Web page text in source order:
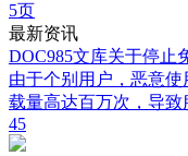
5页
最新资讯
DOC985文库关于停止
由于个别用户，恶意
载量高达百万次，导致
45